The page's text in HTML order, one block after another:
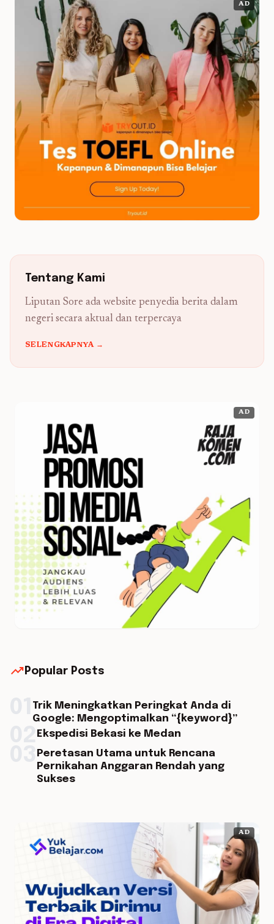
AD
Tentang Kami
Liputan Sore ada website penyedia berita dalam
negeri secara aktual dan terpercaya
SELENGKAPNYA →
AD
trending_up Popular Posts
Trik Meningkatkan Peringkat Anda di
Google: Mengoptimalkan “{keyword}”
Ekspedisi Bekasi ke Medan
Peretasan Utama untuk Rencana
Pernikahan Anggaran Rendah yang
Sukses
AD